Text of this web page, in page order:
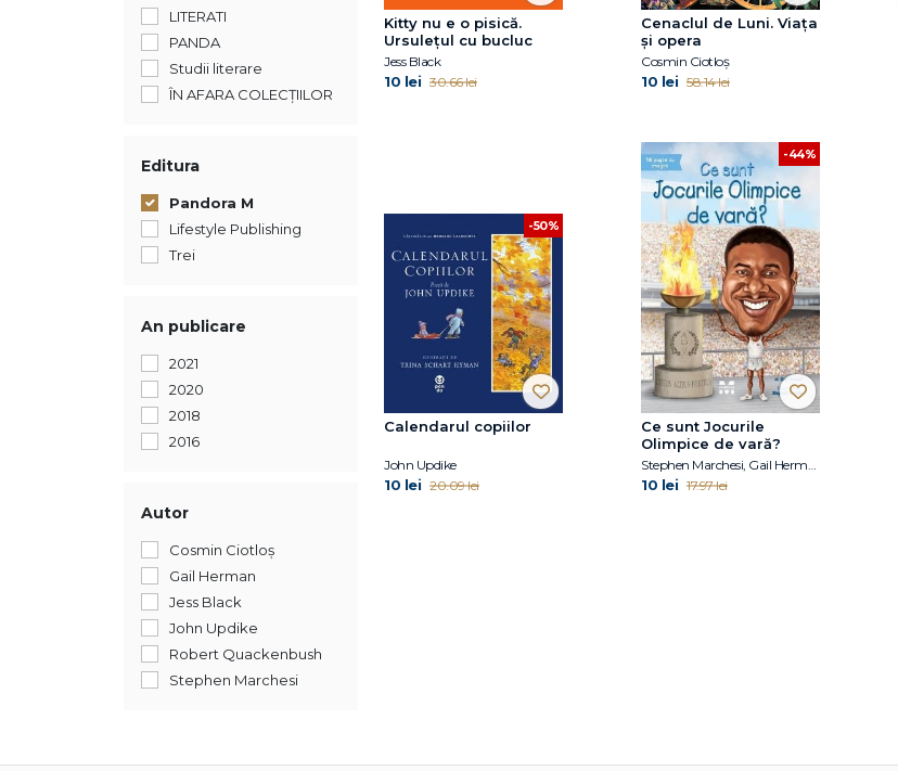
LITERATI
PANDA
Studii literare
ÎN AFARA COLECȚIILOR
Editura
Pandora M
Lifestyle Publishing
Trei
An publicare
2021
2020
2018
2016
Autor
Cosmin Ciotloș
Gail Herman
Jess Black
John Updike
Robert Quackenbush
Stephen Marchesi
Kitty nu e o pisică.
Ursulețul cu bucluc
Jess Black
10 lei 30.66 lei
Cenaclul de Luni. Viața
și opera
Cosmin Ciotloș
10 lei 58.14 lei
-50%
Calendarul copiilor
John Updike
10 lei 20.09 lei
-44%
Ce sunt Jocurile
Olimpice de vară?
10 lei 17.97 lei